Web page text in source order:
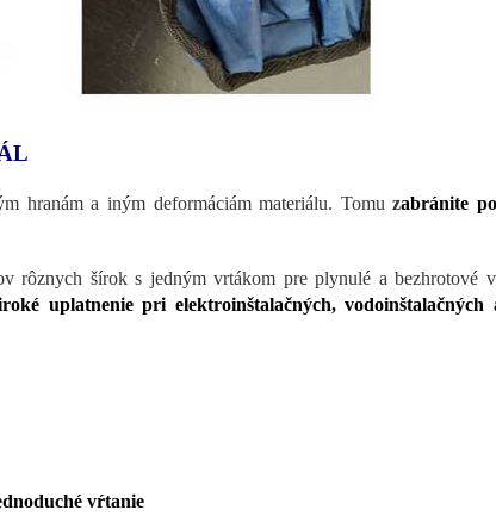
hranám a iným deformáciám materiálu. Tomuzabránite
rôznych šírok s jedným vrtákom pre plynulé a bezhrotové
uplatnenie pri elektroinštalačných, vodoinštalačných
vŕtanie